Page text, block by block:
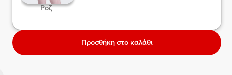
Ροζ
Προσθήκη στο καλάθι